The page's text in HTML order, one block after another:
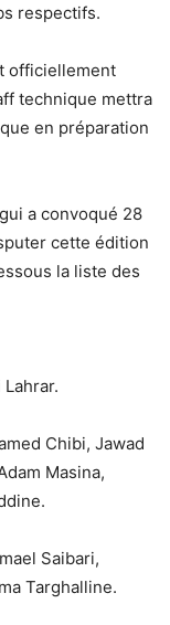
respectifs.
officiellement
technique mettra
en préparation
a convoqué 28
cette édition
la liste des
Chibi, Jawad
Masina,
Saibari,
Targhalline.